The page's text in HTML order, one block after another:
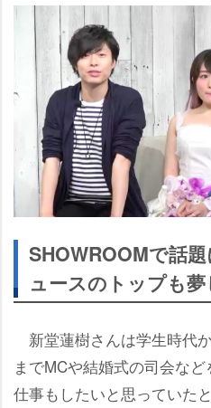
SHOWROOMで話
ュースのトップも
新堂蓮樹さんは学生時代
までMCや結婚式の司会な
仕事もしたいと思っていた